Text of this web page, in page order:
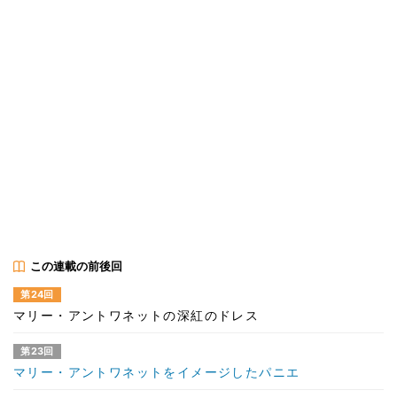
この連載の前後回
第24回
マリー・アントワネットの深紅のドレス
第23回
マリー・アントワネットをイメージしたパニエ